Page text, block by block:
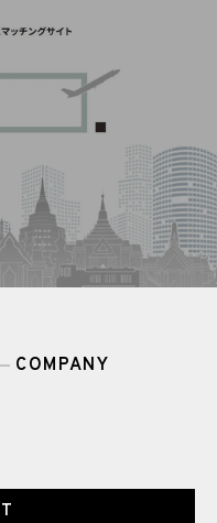
COMPANY